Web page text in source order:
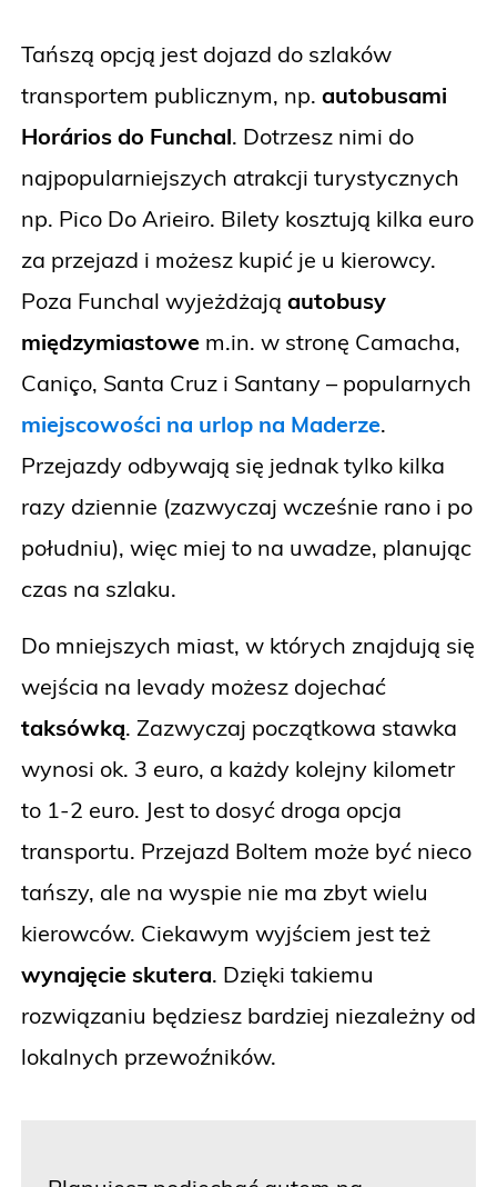
Tańszą opcją jest dojazd do szlaków
transportem publicznym, np. autobusami
Horários do Funchal. Dotrzesz nimi do
najpopularniejszych atrakcji turystycznych
np. Pico Do Arieiro. Bilety kosztują kilka euro
za przejazd i możesz kupić je u kierowcy.
Poza Funchal wyjeżdżają autobusy
międzymiastowe m.in. w stronę Camacha,
Caniço, Santa Cruz i Santany – popularnych
miejscowości na urlop na Maderze.
Przejazdy odbywają się jednak tylko kilka
razy dziennie (zazwyczaj wcześnie rano i po
południu), więc miej to na uwadze, planując
czas na szlaku.
Do mniejszych miast, w których znajdują się
wejścia na levady możesz dojechać
taksówką. Zazwyczaj początkowa stawka
wynosi ok. 3 euro, a każdy kolejny kilometr
to 1-2 euro. Jest to dosyć droga opcja
transportu. Przejazd Boltem może być nieco
tańszy, ale na wyspie nie ma zbyt wielu
kierowców. Ciekawym wyjściem jest też
wynajęcie skutera. Dzięki takiemu
rozwiązaniu będziesz bardziej niezależny od
lokalnych przewoźników.